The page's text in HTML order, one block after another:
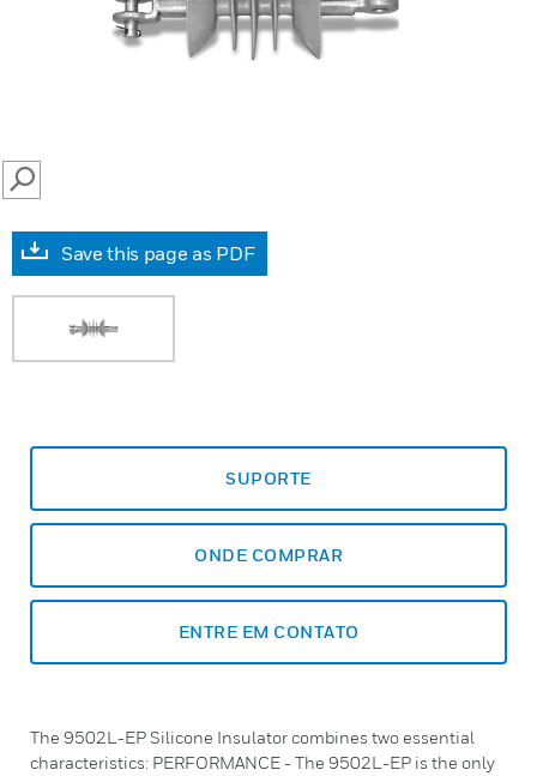
SEARCH
Save this page as PDF
SUPORTE
ONDE COMPRAR
ENTRE EM CONTATO
The 9502L-EP Silicone Insulator combines two essential
characteristics: PERFORMANCE - The 9502L-EP is the only